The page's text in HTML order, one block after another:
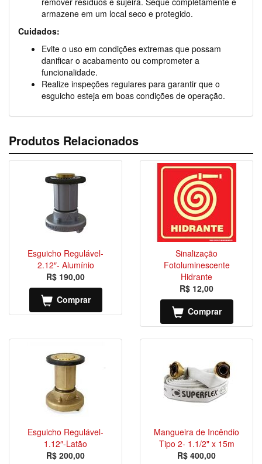
armazene em um local seco e protegido.
Cuidados:
Evite o uso em condições extremas que possam
danificar o acabamento ou comprometer a
funcionalidade.
Realize inspeções regulares para garantir que o
esguicho esteja em boas condições de operação.
Produtos Relacionados
Esguicho Regulável-
2.12″- Alumínio
R$ 190,00
Comprar
Sinalização
Fotoluminescente
Hidrante
R$ 12,00
Comprar
Esguicho Regulável-
1.12″-Latão
R$ 200,00
Mangueira de Incêndio
Tipo 2- 1.1/2" x 15m
R$ 400,00